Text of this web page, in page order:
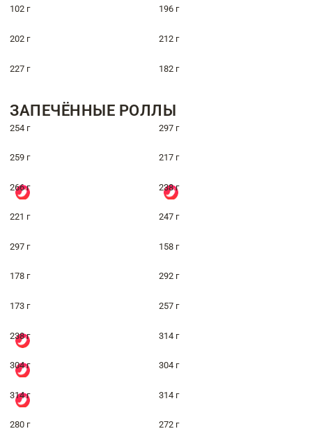
102 г 196 г
202 г 212 г
227 г 182 г
ЗАПЕЧЁННЫЕ РОЛЛЫ
254 г 297 г
259 г 217 г
266 г 238 г
221 г 247 г
297 г 158 г
178 г 292 г
173 г 257 г
238 г 314 г
304 г 304 г
314 г 314 г
280 г 272 г